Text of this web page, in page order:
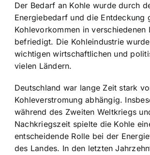
Der Bedarf an Kohle wurde durch
Energiebedarf und die Entdeckung
Kohlevorkommen in verschiedenen
befriedigt. Die Kohleindustrie
wichtigen wirtschaftlichen und
vielen Ländern.
Deutschland war lange Zeit stark
Kohleverstromung abhängig.
während des Zweiten Weltkriegs
Nachkriegszeit spielte die Kohle
entscheidende Rolle bei der
des Landes. In den letzten